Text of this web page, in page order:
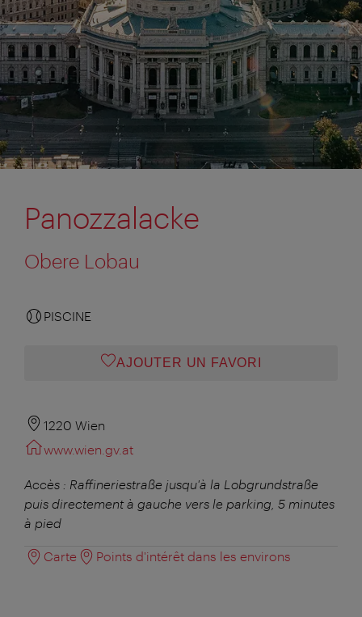
Panozzalacke
Obere Lobau
PISCINE
AJOUTER UN FAVORI
1220 Wien
www.wien.gv.at
Accès : Raffineriestraße jusqu'à la Lobgrundstraße
puis directement à gauche vers le parking, 5 minutes
à pied
Carte Points d'intérêt dans les environs